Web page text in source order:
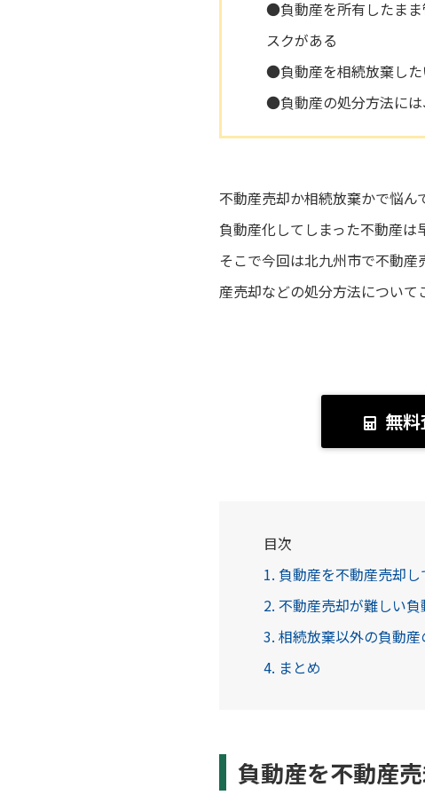
●負動産を所有したまま
スクがある
●負動産を相続放棄した
●負動産の処分方法には
不動産売却か相続放棄かで悩ん
負動産化してしまった不動産は
そこで今回は北九州市で不動
産売却などの処分方法について
無
目次
1. 負動産を不動産売却
2. 不動産売却が難しい
3. 相続放棄以外の負動
4. まとめ
負動産を不動産